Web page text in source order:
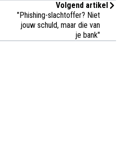
Volgend artikel
"Phishing-slachtoffer? Niet
jouw schuld, maar die van
je bank"